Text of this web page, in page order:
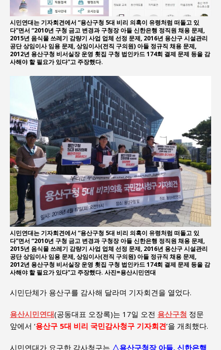
시민연대는 기자회견에서 “용산구청 5대 비리 의혹이 유령처럼 떠돌고 있
다”면서 “2010년 구청 금고 변경과 구청장 아들 신한은행 정직원 채용 문제,
2015년 음식물 쓰레기 감량기 사업 업체 선정 문제, 2016년 용산구 시설관리
공단 상임이사 임용 문제, 상임이사(전직 구의원) 아들 정규직 채용 문제,
2012년 용산구청 비서실장 운영 횟집 구청 법인카드 174회 결제 문제 등을 감
사해야 할 필요가 있다”고 주장했다.
시민연대는 기자회견에서 “용산구청 5대 비리 의혹이 유령처럼 떠돌고 있
다”면서 “2010년 구청 금고 변경과 구청장 아들 신한은행 정직원 채용 문제,
2015년 음식물 쓰레기 감량기 사업 업체 선정 문제, 2016년 용산구 시설관리
공단 상임이사 임용 문제, 상임이사(전직 구의원) 아들 정규직 채용 문제,
2012년 용산구청 비서실장 운영 횟집 구청 법인카드 174회 결제 문제 등을 감
사해야 할 필요가 있다”고 주장했다. 사진=용산시민연대
시민단체가 용산구를 감사해 달라며 기자회견을 열었다.
용산시민연대(공동대표 오장록)는 17일 오전 용산구청 정문
앞에서 ‘용산구 5대 비리 국민감사청구 기자회견’을 개최했다.
시민연대가 요구한 감사청구는 △용산구청장 아들, 신한은행